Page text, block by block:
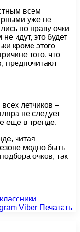
всем
уже не
по нраву очки
идут, это будет
кроме этого
того, что
предпочитают
летчиков –
не следует
еще в тренде.
читая
модно быть
очков, так
Viber Печатать